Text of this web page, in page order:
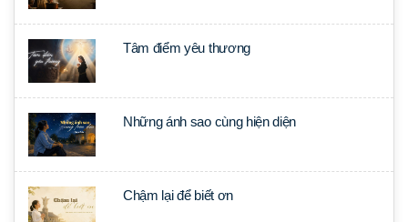
Tâm điểm yêu thương
Những ánh sao cùng hiện diện
Chậm lại để biết ơn